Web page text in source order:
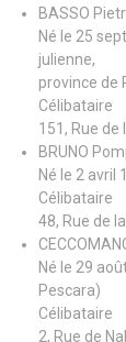
BASSO
Né le 25
julienne,
province de
Célibataire
151, Rue de
BRUNO
Né le 2 avril
Célibataire
48, Rue de
Né le 29
Pescara)
Célibataire
2, Rue de